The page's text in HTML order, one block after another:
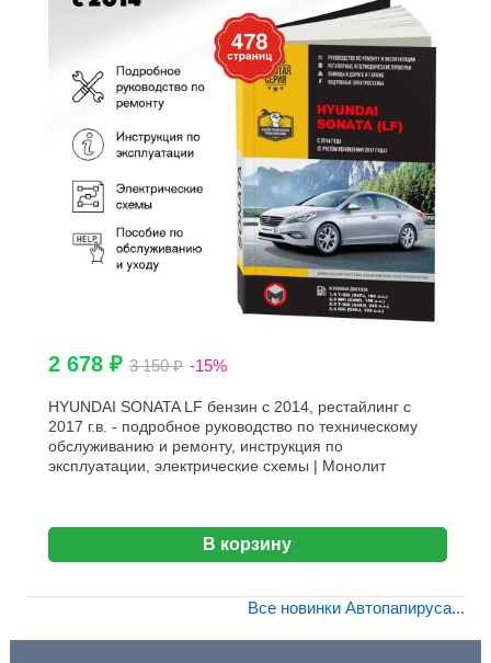
2 678 ₽ 3 150 ₽ -15%
HYUNDAI SONATA LF бензин с 2014, рестайлинг с
2017 г.в. - подробное руководство по техническому
обслуживанию и ремонту, инструкция по
эксплуатации, электрические схемы | Монолит
В корзину
Все новинки Автопапируса...